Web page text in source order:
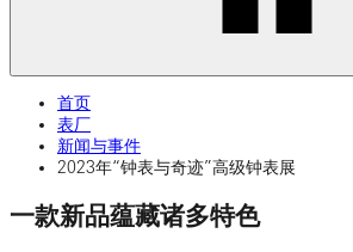
首页
表厂
新闻与事件
2023年“钟表与奇迹”高级钟表展
一款新品蕴藏诸多特色